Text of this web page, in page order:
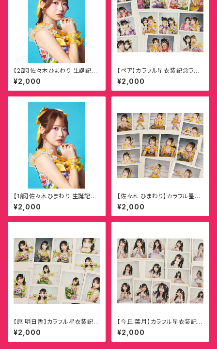
【2部】佐々木ひまわり 生誕記念
オンラインチェキ
¥2,000
【ペア】カラフル星衣装記念ラン
ダムチェキ
¥2,000
【1部】佐々木ひまわり 生誕記念
オンラインチェキ
¥2,000
【佐々木 ひまわり】カラフル星衣
装記念ランダムチェキ
¥2,000
【原 明日香】カラフル星衣装記念
ランダムチェキ
¥2,000
【今丘 葉月】カラフル星衣装記念
ランダムチェキ
¥2,000